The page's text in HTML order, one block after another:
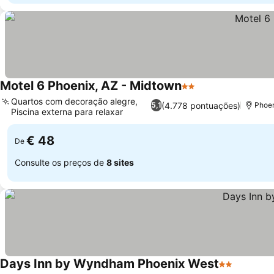
Motel 6 Phoenix, AZ - Midtown2 Estrelas
5,1(4.778 pontuações)
Quartos com decoração alegre,
Piscina externa para relaxar
De € 48
Consulte os preços de 8 sites
Days Inn by Wyndham Phoenix West2 Estrelas